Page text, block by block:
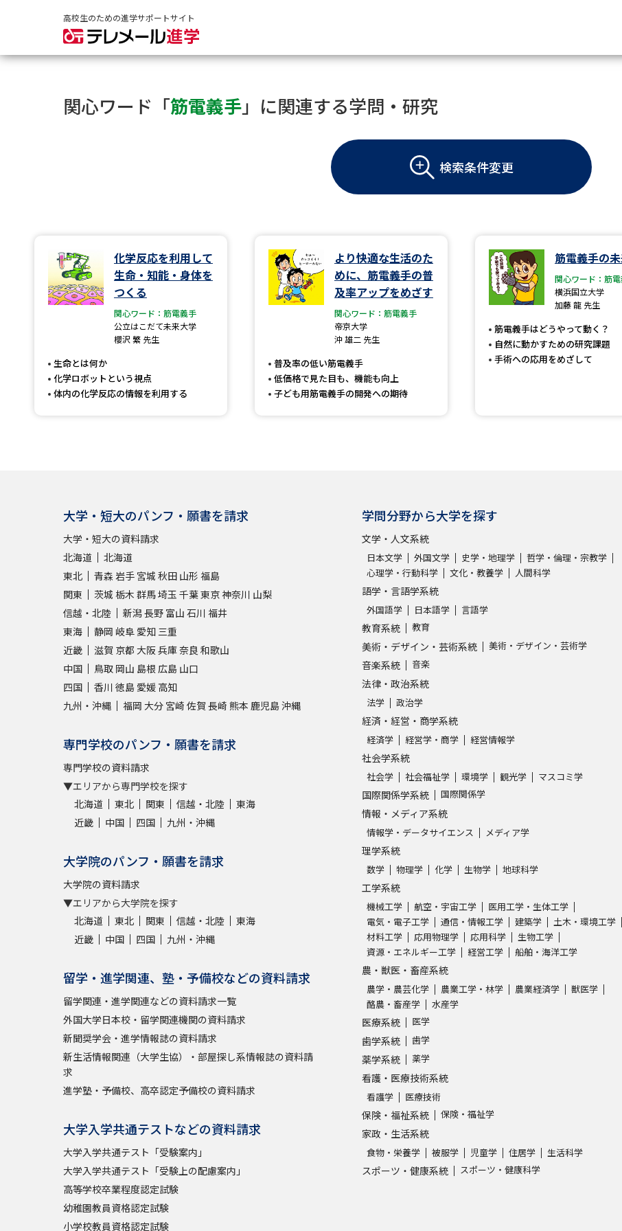
高校生のための進学サポートサイト
大学・短大の資料種類から請求
大学パンフ
学部・学科パンフ
総合型選抜・学校推薦型選抜 募集要項＆願
大学・短大以外の資料から請求
専門学校の資料請求 大学院の資料請求
大学入学共通テスト「受験案内」の請求
大学入学共通テスト「受験上の配慮案内」
幼稚園教員資格認定試験
小学校教員資
新増設大学・学部・学科特集
国際・
データサイエンス特集
奨学金・特待生
進路の３択
新学年スタート号特集ペー
新学年スタート号特集ページ（高2生用）
SELFBRAND特集ページ
オープンキャンパスなどを調べる
来場型・Web型イベント特集
志望校・出願校を調べる
併願校選び 受験スケジュールを立てよう
学問発見
大学で学びたい学問発見
学問のミニ講義「夢ナビ講義」
ユーザーサポート
Ｑ＆Ａ よくあるご質問 大学進学IDについ
資料の料金のお支払いについて
関心ワード「筋電義手」に関連する学問・研究
検索条件変更
化学反応を利用して
生命・知能・身体を
つくる
関心ワード：筋電義手
公立はこだて未来大学
櫻沢 繁 先生
生命とは何か
化学ロボットという視点
体内の化学反応の情報を利用する
より快適な生活のた
めに、筋電義手の普
及率アップをめざす
関心ワード：筋電義手
帝京大学
沖 雄二 先生
普及率の低い筋電義手
低価格で見た目も、機能も向上
子ども用筋電義手の開発への期待
筋電義手の
関心ワード：筋
横浜国立大学
加藤 龍 先生
筋電義手はどうやって動く？
自然に動かすための研究課題
手術への応用をめざして
大学・短大のパンフ・願書を請求
大学・短大の資料請求
北海道
北海道
東北
青森 岩手 宮城 秋田 山形 福島
関東
茨城 栃木 群馬埼玉 千葉東京神奈川 山梨
信越・北陸
新潟長野 富山 石川 福井
東海
静岡 岐阜 愛知 三重
近畿
滋賀 京都 大阪兵庫奈良 和歌山
中国
鳥取 岡山 島根 広島 山口
四国
香川 徳島 愛媛 高知
九州・沖縄
福岡 大分 宮崎 佐賀 長崎 熊本 鹿児島沖縄
専門学校のパンフ・願書を請求
専門学校の資料請求
▼エリアから専門学校を探す
北海道
東北 関東 信越・北陸
東海
近畿
中国 四国 九州・沖縄
大学院のパンフ・願書を請求
大学院の資料請求
▼エリアから大学院を探す
北海道
東北 関東 信越・北陸
東海
近畿
中国 四国 九州・沖縄
留学・進学関連、塾・予備校などの資料請求
留学関連・進学関連などの資料請求一覧
外国大学日本校・留学関連機関の資料請求
新聞奨学会・進学情報誌の資料請求
新生活情報関連（大学生協）・部屋探し系情報誌の資料請
求
進学塾・予備校、高卒認定予備校の資料請求
大学入学共通テストなどの資料請求
大学入学共通テスト「受験案内」
大学入学共通テスト「受験上の配慮案内」
高等学校卒業程度認定試験
幼稚園教員資格認定試験
小学校教員資格認定試験
学問分野から大学を探す
文学・人文系統
日本文学 外国文学 史学・地理学
哲学・倫理・宗教学
心理学・行動科学
文化・教養学 人間科学
語学・言語学系統
外国語学 日本語学 言語学
教育系統 教育
美術・デザイン・芸術系統 美術・デザイン・芸術学
音楽系統 音楽
法律・政治系統
法学 政治学
経済・経営・商学系統
経済学 経営学・商学 経営情報学
社会学系統
社会学 社会福祉学 環境学 観光学 マスコミ学
国際関係学系統 国際関係学
情報・メディア系統
情報学・データサイエンス メディア学
理学系統
数学 物理学 化学 生物学 地球科学
工学系統
機械工学 航空・宇宙工学
医用工学・生体工学
電気・電子工学
通信・情報工学 建築学
土木・環境工学
材料工学
応用物理学 応用科学
生物工学
資源・エネルギー工学
経営工学 船舶・海洋工学
農・獣医・畜産系統
農学・農芸化学 農業工学・林学 農業経済学
獣医学
酪農・畜産学
水産学
医療系統 医学
歯学系統 歯学
薬学系統 薬学
看護・医療技術系統
看護学 医療技術
保険・福祉系統 保険・福祉学
家政・生活系統
食物・栄養学 被服学 児童学 住居学 生活科学
スポーツ・健康系統 スポーツ・健康科学